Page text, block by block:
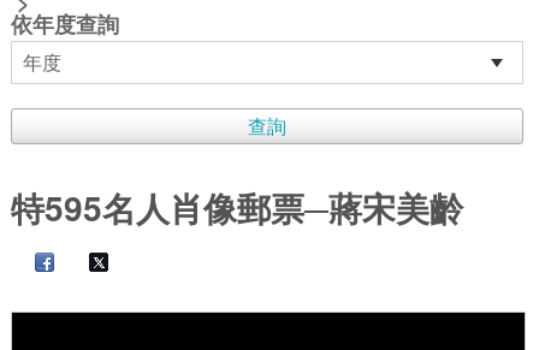
依年度查詢
特595名人肖像郵票─蔣宋美齡